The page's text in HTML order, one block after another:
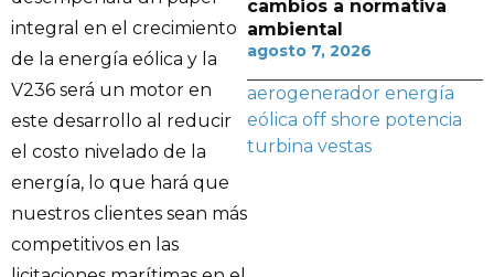
integral en el crecimiento
de la energía eólica y la
V236 será un motor en
este desarrollo al reducir
el costo nivelado de la
energía, lo que hará que
nuestros clientes sean más
competitivos en las
cambios a normativa
ambiental
agosto 7, 2026
aerogenerador energía
eólica off shore potencia
turbina vestas